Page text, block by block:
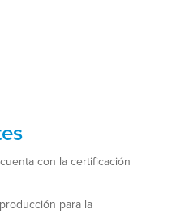
con la certificación
para la